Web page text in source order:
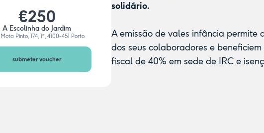
€250
A Escolinha do Jardim
Pinto, 174, 1º, 4100-451 Porto
submeter voucher
solidário.
A emissão de vales infância permite
dos seus colaboradores e
fiscal de 40% em sede de IRC e